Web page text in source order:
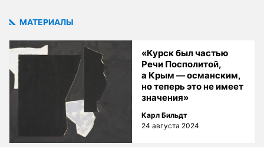
МАТЕРИАЛЫ
«Курск был частью
Речи Посполитой,
а Крым — османским,
но теперь это не имеет
значения»
Карл Бильдт
24 августа 2024